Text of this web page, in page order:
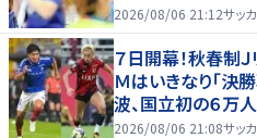
2026/08/06 21:12サッ
７日開幕！秋春制
Ｍはいきなり「決
波、国立初の６万
2026/08/06 21:08サッ